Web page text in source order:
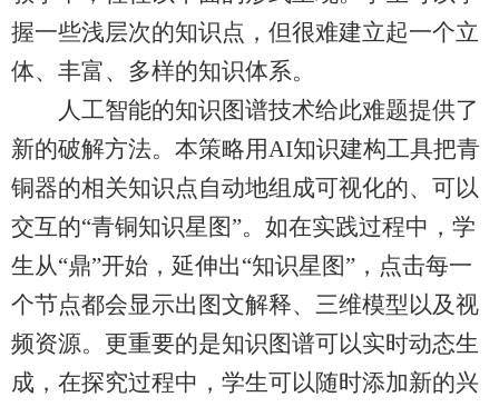
握一些浅层次的知识点，但很难建立起一个立
体、丰富、多样的知识体系。
人工智能的知识图谱技术给此难题提供了
新的破解方法。本策略用AI知识建构工具把青
铜器的相关知识点自动地组成可视化的、可以
交互的“青铜知识星图”。如在实践过程中，学
生从“鼎”开始，延伸出“知识星图”，点击每一
个节点都会显示出图文解释、三维模型以及视
频资源。更重要的是知识图谱可以实时动态生
成，在探究过程中，学生可以随时添加新的兴